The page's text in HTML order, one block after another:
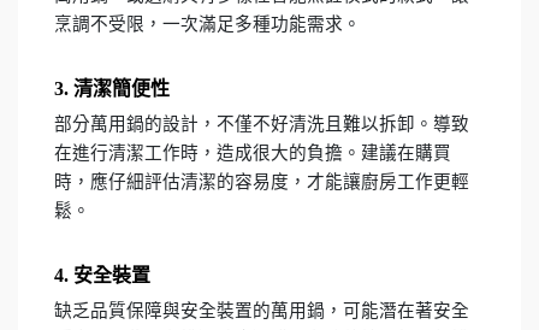
烹調不受限，一次滿足多種功能需求。
3. 清潔簡便性
部分萬用鍋的設計，不僅不好清洗且難以拆卸。導致
在進行清潔工作時，造成很大的負擔。建議在購買
時，應仔細評估清潔的容易度，才能讓廚房工作更輕
鬆。
4. 安全裝置
缺乏品質保障與安全裝置的萬用鍋，可能潛在著安全